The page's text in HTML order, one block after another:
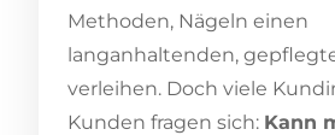
Methoden, Nägeln einen
langanhaltenden,
verleihen. Doch viele
Kunden fragen sich: Kann